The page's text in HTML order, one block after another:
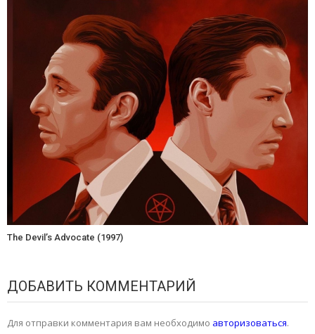
The Devil’s Advocate (1997)
ДОБАВИТЬ КОММЕНТАРИЙ
Для отправки комментария вам необходимо авторизоваться.